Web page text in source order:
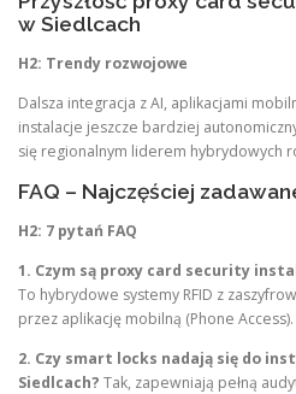
w Siedlcach
H2: Trendy rozwojowe
Dalsza integracja z AI, aplikacjami
instalacje jeszcze bardziej
się regionalnym liderem hybrydowych
FAQ – Najczęściej
H2: 7 pytań FAQ
1. Czym są proxy card security
To hybrydowe systemy RFID z
przez aplikację mobilną (Phone Access).
2. Czy smart locks nadają się do
Siedlcach? Tak, zapewniają pełną